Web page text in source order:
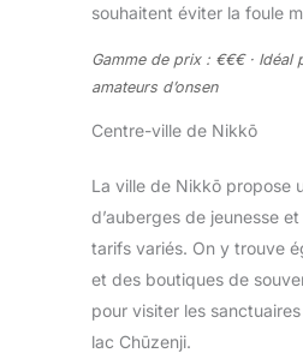
souhaitent éviter la foule
Gamme de prix : €€€ · Idéal
amateurs d’onsen
Centre-ville de Nikkō
La ville de Nikkō propose
d’auberges de jeunesse
tarifs variés. On y trouve
et des boutiques de
pour visiter les
lac Chūzenji.